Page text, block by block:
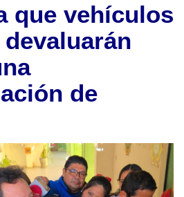
que vehículos
de